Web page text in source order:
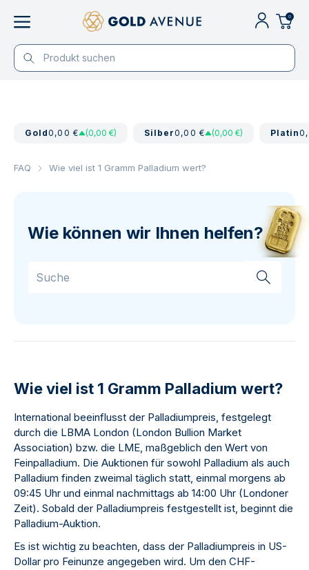
0
Gold0,00 € (0,00 €) Silber0,00 € (0,00 €) Platin
FAQ Wie viel ist 1 Gramm Palladium wert?
Wie können wir Ihnen helfen?
Wie viel ist 1 Gramm Palladium wert?
International beeinflusst der Palladiumpreis, festgelegt
durch die LBMA London (London Bullion Market
Association) bzw. die LME, maßgeblich den Wert von
Feinpalladium. Die Auktionen für sowohl Palladium als auch
Palladium finden zweimal täglich statt, einmal morgens ab
09:45 Uhr und einmal nachmittags ab 14:00 Uhr (Londoner
Zeit). Sobald der Palladiumpreis festgestellt ist, beginnt die
Palladium-Auktion.
Es ist wichtig zu beachten, dass der Palladiumpreis in US-
Dollar pro Feinunze angegeben wird. Um den CHF-